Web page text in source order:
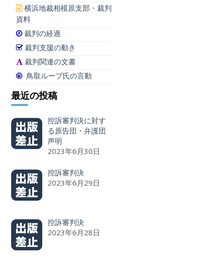
横浜地裁相模原支部・裁判
資料
裁判の経過
裁判支援の動き
裁判関連の文書
鳥取ループ氏の言動
最近の投稿
控訴審判決に対す
る原告団・弁護団
声明
2023年6月30日
控訴審判決
2023年6月29日
控訴審判決
2023年6月28日